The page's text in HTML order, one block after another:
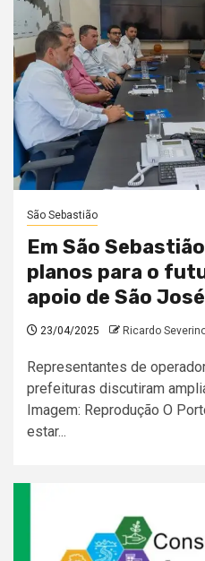
São Sebastião
Em São
planos para o
apoio de São
23/04/2025 Ricardo
Representantes de
prefeituras discutiram
Imagem: Reprodução O
estar...